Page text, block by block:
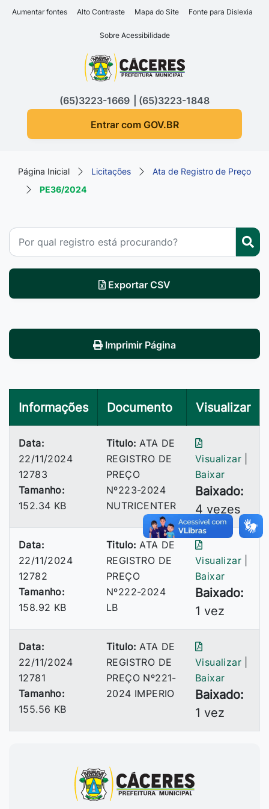
Seção de atalhos e links
Ir para o conteúdo [alt+1]
Ir para o rodapé [alt+4]
Aumentar fontes Alto Contraste Mapa do Site Fonte para Dislexia
Sobre Acessibilidade
Seção do menu principal
(65)3223-1669
(65)3223-1848
Entrar com GOV.BR
Página Inicial Licitações
Ata de Registro de Preço
PE36/2024
Exportar CSV
Imprimir Página
Informações Documento Visualizar
Data:
22/11/2024
12783
Tamanho:
152.34 KB
Titulo: ATA DE
REGISTRO DE
PREÇO
Nº223-2024
NUTRICENTER
Visualizar
Baixar
Baixado:
4 vezes
Data:
22/11/2024
12782
Tamanho:
158.92 KB
Titulo: ATA DE
REGISTRO DE
PREÇO
Nº222-2024
LB
Visualizar
Baixar
Baixado:
1 vez
Data:
22/11/2024
12781
Tamanho:
155.56 KB
Titulo: ATA DE
REGISTRO DE
PREÇO Nº221-
2024 IMPERIO
Visualizar
Baixar
Baixado:
1 vez